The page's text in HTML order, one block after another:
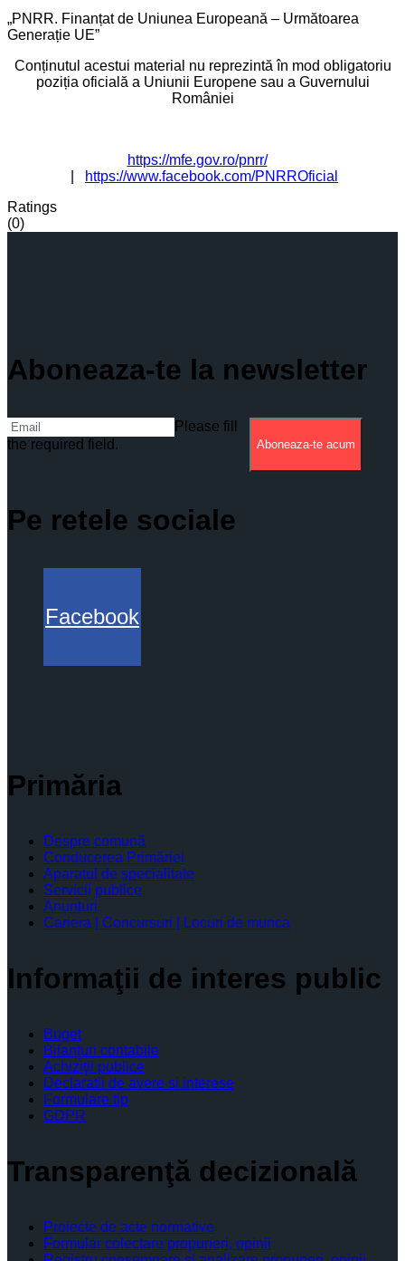
„PNRR. Finanțat de Uniunea Europeană – Următoarea
Generație UE”
Conținutul acestui material nu reprezintă în mod obligatoriu
poziția oficială a Uniunii Europene sau a Guvernului
României
https://mfe.gov.ro/pnrr/
https://www.facebook.com/PNRROficial
Ratings
(0)
Aboneaza-te la newsletter
Please fill
the required field.
Aboneaza-te acum
Pe retele sociale
Facebook
Primăria
Despre comună
Conducerea Primăriei
Aparatul de specialitate
Servicii publice
Anunturi
Cariera | Concursuri | Locuri de munca
Informaţii de interes public
Buget
Bilanţuri contabile
Achiziţii publice
Declaratii de avere si interese
Formulare tip
GDPR
Transparenţă decizională
Proiecte de acte normative
Formular colectare propuneri, opinii